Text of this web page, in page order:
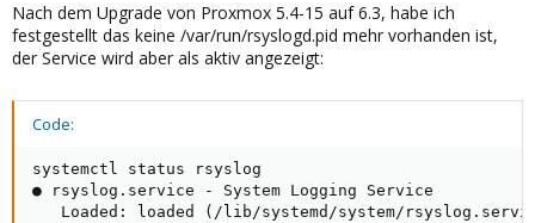
Nach dem Upgrade von Proxmox 5.4-15 auf 6.3, habe ich
festgestellt das keine /var/run/rsyslogd.pid mehr vorhanden ist,
der Service wird aber als aktiv angezeigt:
Code:
systemctl status rsyslog
● rsyslog.service - System Logging Service
Loaded: loaded (/lib/systemd/system/